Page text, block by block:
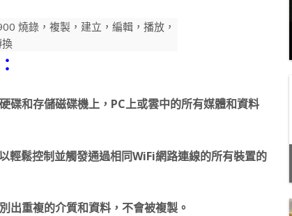
和存儲磁碟機上，PC上或雲中的所有媒體和資料
鬆控制並觸發通過相同WiFi網路連線的所有裝置的
出重複的介質和資料，不會被複製。